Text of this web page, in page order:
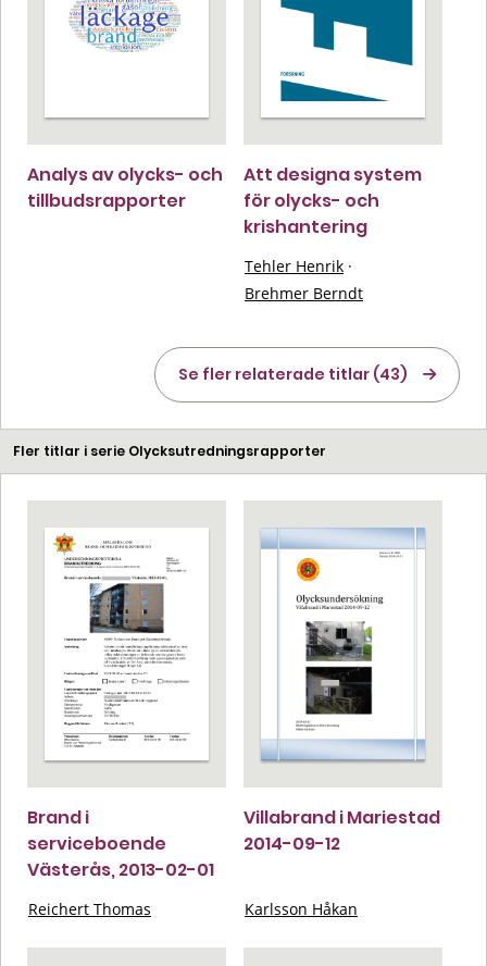
Analys av olycks- och
tillbudsrapporter
Att designa system
för olycks- och
krishantering
Tehler Henrik ·
Brehmer Berndt
Se fler relaterade titlar (43)
Fler titlar i serie Olycksutredningsrapporter
Brand i
serviceboende
Västerås, 2013-02-01
Reichert Thomas
Villabrand i Mariestad
2014-09-12
Karlsson Håkan